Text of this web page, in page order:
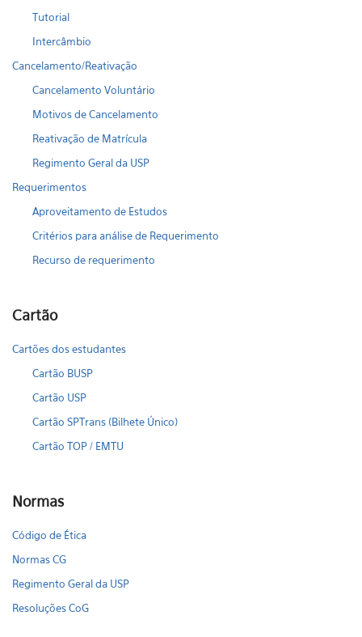
Tutorial
Intercâmbio
Cancelamento/Reativação
Cancelamento Voluntário
Motivos de Cancelamento
Reativação de Matrícula
Regimento Geral da USP
Requerimentos
Aproveitamento de Estudos
Critérios para análise de Requerimento
Recurso de requerimento
Cartão
Cartões dos estudantes
Cartão BUSP
Cartão USP
Cartão SPTrans (Bilhete Único)
Cartão TOP / EMTU
Normas
Código de Ética
Normas CG
Regimento Geral da USP
Resoluções CoG